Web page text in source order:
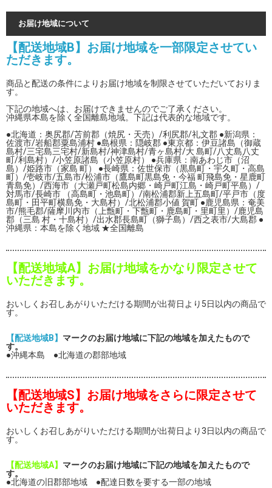
お届け地域について
【配送地域B】お届け地域を一部限定させてい
ただきます。
商品と配送の条件によりお届け地域を制限させていただいておりま
す。
下記の地域へは、お届けできませんのでご了承ください。
沖縄県本島を除く全国離島地域。下記は代表的な地域です。
●北海道：奥尻郡/苫前郡（焼尻・天売）/利尻郡/礼文郡 ●新潟県：
佐渡市/岩船郡粟島浦村 ●島根県：隠岐郡 ●東京都：伊豆諸島（御蔵
島村/三宅島三宅村/新島村/神津島村/青ヶ島村/大 島町/八丈島八丈
町/利島村）/小笠原諸島（小笠原村） ●兵庫県：南あわじ市（沼
島）/姫路市（家島 町） ●長崎県：佐世保市（黒島町・宇久町・高島
町）/壱岐市/五島市/松浦市（鷹島町黒島免・今福 町飛島免・星鹿町
青島免）/西海市（大瀬戸町松島内郷・崎戸町江島・崎戸町平島）/
対馬市/長崎市 （高島町・池島町）/南松浦郡新上五島町/平戸市（度
島町・田平町横島免・大島村）/北松浦郡小値 賀町 ●鹿児島県：奄美
市/熊毛郡/薩摩川内市（上甑町・下甑町・鹿島町・里町里）/鹿児島
郡（三島 村・十島村）/出水郡長島町（獅子島）/西之表市/大島郡 ●
沖縄県：本島を除く地域 ★全国離島
【配送地域A】お届け地域をかなり限定させて
いただきます。
おいしくお召しあがりいただける期間が出荷日より5日以内の商品で
す。
【配送地域B】 マークのお届け地域に下記の地域を加えたもので
す。
●沖縄本島 ●北海道の郡部地域
【配送地域S】お届け地域をさらに限定させて
いただきます。
おいしくお召しあがりいただける期間が出荷日より3日以内の商品で
す。
【配送地域A】 マークのお届け地域に下記の地域を加えたもので
す。
●北海道の旧郡部地域 ●配達日数を要する一部の地域